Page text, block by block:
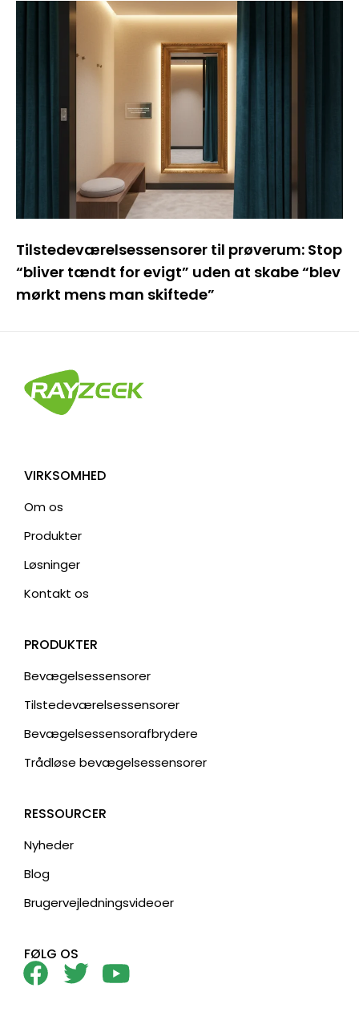
Tilstedeværelsessensorer til prøverum: Stop
“bliver tændt for evigt” uden at skabe “blev
mørkt mens man skiftede”
VIRKSOMHED
Om os
Produkter
Løsninger
Kontakt os
PRODUKTER
Bevægelsessensorer
Tilstedeværelsessensorer
Bevægelsessensorafbrydere
Trådløse bevægelsessensorer
RESSOURCER
Nyheder
Blog
Brugervejledningsvideoer
FØLG OS